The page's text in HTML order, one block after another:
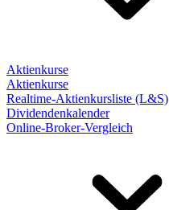
Aktienkurse
Aktienkurse
Realtime-Aktienkursliste (L&S)
Dividendenkalender
Online-Broker-Vergleich